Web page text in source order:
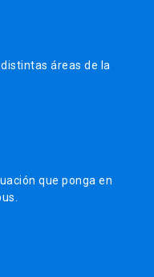
áreas de la
que ponga en